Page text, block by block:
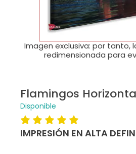
Imagen exclusiva: por tanto,
redimensionada para
Flamingos
Disponible
IMPRESIÓN EN ALTA